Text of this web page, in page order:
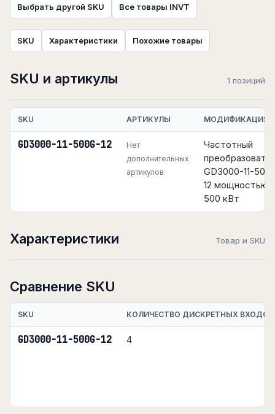
Выбрать другой SKU Все товары INVT
SKU Характеристики Похожие товары
SKU и артикулы 1 позиций
SKU АРТИКУЛЫ МОДИФИКАЦИЯ
GD3000-11-500G-12
Нет
дополнительных
артикулов
Частотный
GD3000-11-
12 мощностью
500 кВт
Характеристики Товар и SKU
Сравнение SKU
SKU КОЛИЧЕСТВО ДИСКРЕТНЫХ ВХОДОВ
GD3000-11-500G-12 4